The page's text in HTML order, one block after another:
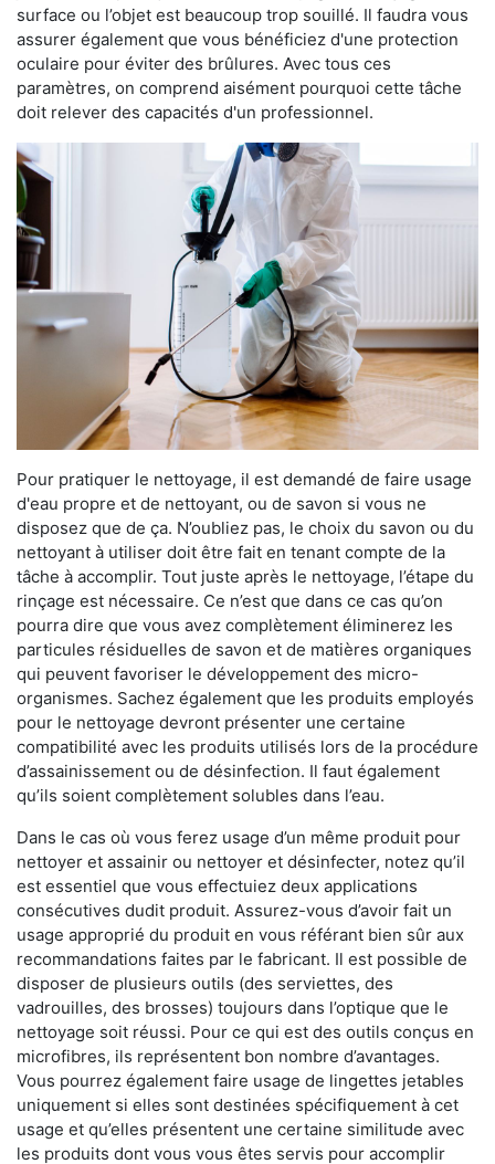
surface ou l’objet est beaucoup trop souillé. Il faudra vous
assurer également que vous bénéficiez d'une protection
oculaire pour éviter des brûlures. Avec tous ces
paramètres, on comprend aisément pourquoi cette tâche
doit relever des capacités d'un professionnel.
Pour pratiquer le nettoyage, il est demandé de faire usage
d'eau propre et de nettoyant, ou de savon si vous ne
disposez que de ça. N’oubliez pas, le choix du savon ou du
nettoyant à utiliser doit être fait en tenant compte de la
tâche à accomplir. Tout juste après le nettoyage, l’étape du
rinçage est nécessaire. Ce n’est que dans ce cas qu’on
pourra dire que vous avez complètement éliminerez les
particules résiduelles de savon et de matières organiques
qui peuvent favoriser le développement des micro-
organismes. Sachez également que les produits employés
pour le nettoyage devront présenter une certaine
compatibilité avec les produits utilisés lors de la procédure
d’assainissement ou de désinfection. Il faut également
qu’ils soient complètement solubles dans l’eau.
Dans le cas où vous ferez usage d’un même produit pour
nettoyer et assainir ou nettoyer et désinfecter, notez qu’il
est essentiel que vous effectuiez deux applications
consécutives dudit produit. Assurez-vous d’avoir fait un
usage approprié du produit en vous référant bien sûr aux
recommandations faites par le fabricant. Il est possible de
disposer de plusieurs outils (des serviettes, des
vadrouilles, des brosses) toujours dans l’optique que le
nettoyage soit réussi. Pour ce qui est des outils conçus en
microfibres, ils représentent bon nombre d’avantages.
Vous pourrez également faire usage de lingettes jetables
uniquement si elles sont destinées spécifiquement à cet
usage et qu’elles présentent une certaine similitude avec
les produits dont vous vous êtes servis pour accomplir